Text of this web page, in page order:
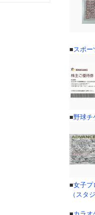
■スポー
■野球チ
■女子プ
（スタ